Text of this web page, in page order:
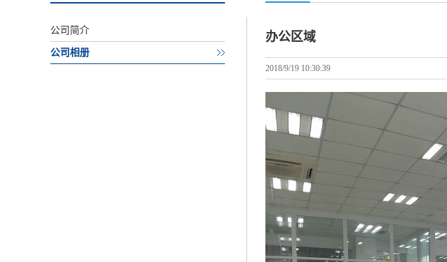
公司简介
公司相册
办公区域
2018/9/19 10:30:39